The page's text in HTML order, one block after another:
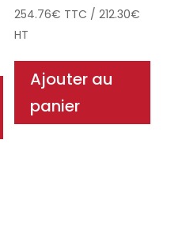
254.76€ TTC /212.30€
HT
Ajouter au
panier